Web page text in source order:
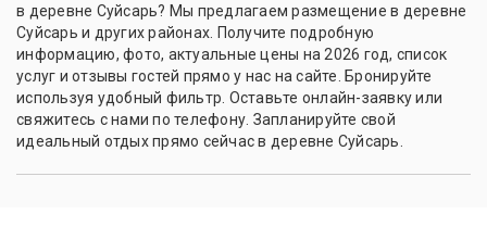
в деревне Суйсарь? Мы предлагаем размещение в деревне
Суйсарь и других районах. Получите подробную
информацию, фото, актуальные цены на 2026 год, список
услуг и отзывы гостей прямо у нас на сайте. Бронируйте
используя удобный фильтр. Оставьте онлайн-заявку или
свяжитесь с нами по телефону. Запланируйте свой
идеальный отдых прямо сейчас в деревне Суйсарь.